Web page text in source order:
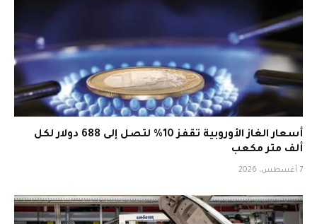
أسعار الغاز الأوروبية تقفز 10% لتصل إلى 688 دولار لكل
ألف متر مكعب
7 أغسطس، 2026